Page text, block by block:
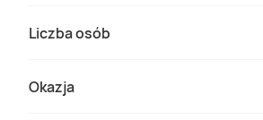
Liczba osób
Okazja